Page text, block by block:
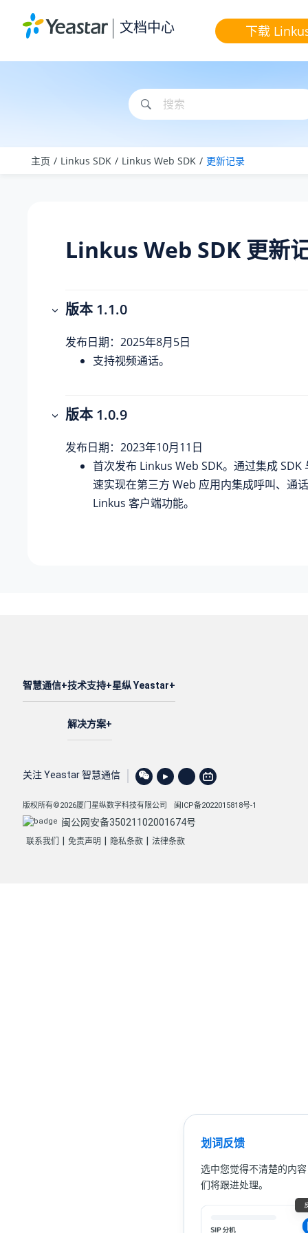
文档中心 下载
主页 Linkus SDK Linkus Web SDK 更新记录
Linkus Web SDK 更新
版本 1.1.0
发布日期：2025年8月5日
支持视频通话。
版本 1.0.9
发布日期：2023年10月11日
首次发布 Linkus Web SDK。通过集成 SDK
速实现在第三方 Web 应用内集成呼叫、通
Linkus 客户端功能。
划词反馈
选中您觉得不清楚的内
们将跟进处理。
智慧通信 技术支持
解决方案
星纵 Yeastar
关注 Yeastar 智慧通信
版权所有©2026厦门星纵数字科技有限公司 闽ICP备2022015818号-1
闽公网安备35021102001674号
联系我们 免责声明 隐私条款 法律条款